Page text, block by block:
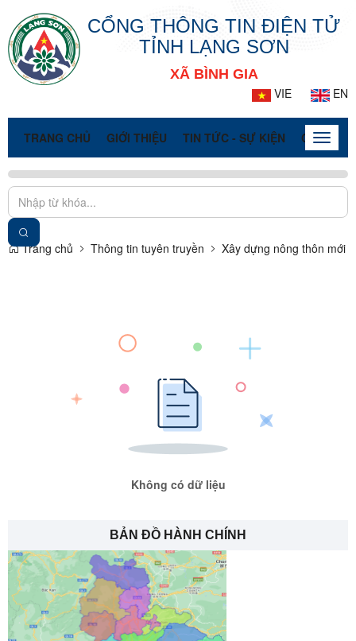
CỔNG THÔNG TIN ĐIỆN TỬ
TỈNH LẠNG SƠN
XÃ BÌNH GIA
VIE
EN
TRANG CHỦ GIỚI THIỆU TIN TỨC - SỰ KIỆN CỔNGToggle
Trang chủ Thông tin tuyên truyền Xây dựng nông thôn mới
Không có dữ liệu
BẢN ĐỒ HÀNH CHÍNH